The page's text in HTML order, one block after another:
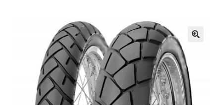
Moje konto
Regulamin
Polityka prywatności